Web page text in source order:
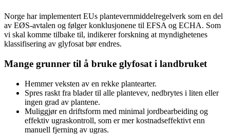
Norge har implementert EUs plantevernmiddelregelverk som en del
av EØS-avtalen og følger konklusjonene til EFSA og ECHA. Som
vi skal komme tilbake til, indikerer forskning at myndighetenes
klassifisering av glyfosat bør endres.
Mange grunner til å bruke glyfosat i landbruket
Hemmer veksten av en rekke plantearter.
Spres raskt fra blader til alle plantevev, nedbrytes i liten eller
ingen grad av plantene.
Muliggjør en driftsform med minimal jordbearbeiding og
effektiv ugraskontroll, som er mer kostnadseffektivt enn
manuell fjerning av ugras.